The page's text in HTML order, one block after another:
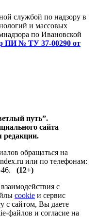
службой по надзору в
и массовых
по Ивановской
ПИ № ТУ 37-00290 от
путь”.
сайта
редакции.
обращаться на
или по телефонам:
46. (12+)
с
cookie и сервис
с сайтом, Вы даете
файлов и согласие на